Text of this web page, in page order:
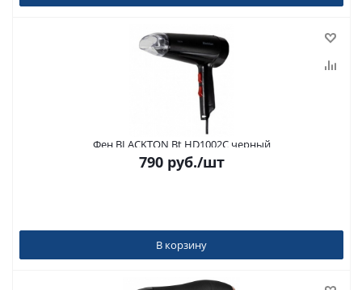
Фен BLACKTON Bt HD1002C черный
790руб./шт
В корзину